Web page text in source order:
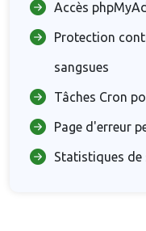
Accès
Protection
sangsues
Tâches Cron
Page d'erreur
Statistiques de